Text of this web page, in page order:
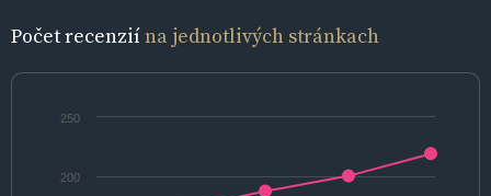
Počet recenziína jednotlivých stránkach
200
250